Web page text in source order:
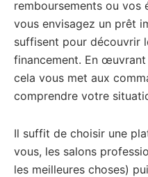
remboursements ou vos
vous envisagez un prêt
suffisent pour découvrir
financement. En
cela vous met aux
comprendre votre
Il suffit de choisir une
vous, les salons
les meilleures choses)